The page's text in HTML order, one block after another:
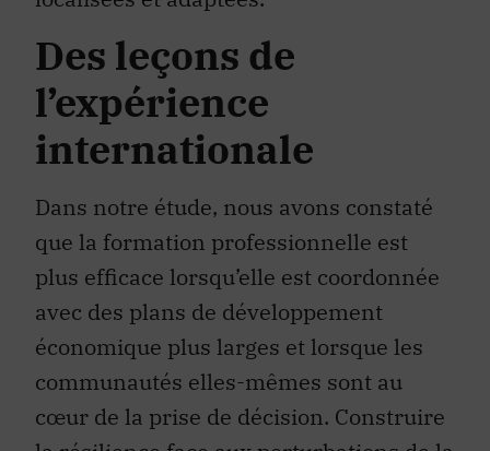
Des leçons de
l’expérience
internationale
Dans notre étude, nous avons constaté
que la formation professionnelle est
plus efficace lorsqu’elle est coordonnée
avec des plans de développement
économique plus larges et lorsque les
communautés elles-mêmes sont au
cœur de la prise de décision. Construire